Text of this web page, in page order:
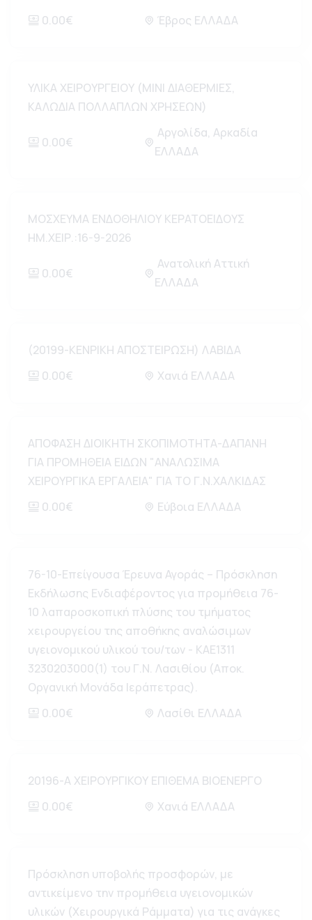
0.00€
Έβρος ΕΛΛΑΔΑ
ΥΛΙΚΑ ΧΕΙΡΟΥΡΓΕΙΟΥ (ΜΙΝΙ ΔΙΑΘΕΡΜΙΕΣ,
ΚΑΛΩΔΙΑ ΠΟΛΛΑΠΛΩΝ ΧΡΗΣΕΩΝ)
0.00€
Αργολίδα, Αρκαδία
ΕΛΛΑΔΑ
ΜΟΣΧΕΥΜΑ ΕΝΔΟΘΗΛΙΟΥ ΚΕΡΑΤΟΕΙΔΟΥΣ
ΗΜ.ΧΕΙΡ.:16-9-2026
0.00€
Ανατολική Αττική
ΕΛΛΑΔΑ
(20199-ΚΕΝΡΙΚΗ ΑΠΟΣΤΕΙΡΩΣΗ) ΛΑΒΙΔΑ
0.00€
Χανιά ΕΛΛΑΔΑ
ΑΠΟΦΑΣΗ ΔΙΟΙΚΗΤΗ ΣΚΟΠΙΜΟΤΗΤΑ-ΔΑΠΑΝΗ
ΓΙΑ ΠΡΟΜΗΘΕΙΑ ΕΙΔΩΝ "ΑΝΑΛΩΣΙΜΑ
ΧΕΙΡΟΥΡΓΙΚΑ ΕΡΓΑΛΕΙΑ" ΓΙΑ ΤΟ Γ.Ν.ΧΑΛΚΙΔΑΣ
0.00€
Εύβοια ΕΛΛΑΔΑ
76-10-Επείγουσα Έρευνα Αγοράς – Πρόσκληση
Εκδήλωσης Ενδιαφέροντος για προμήθεια 76-
10 λαπαροσκοπική πλύσης του τμήματος
χειρουργείου της αποθήκης αναλώσιμων
υγειονομικού υλικού του/των - ΚΑΕ1311
3230203000(1) του Γ.Ν. Λασιθίου (Αποκ.
Οργανική Μονάδα Ιεράπετρας).
0.00€
Λασίθι ΕΛΛΑΔΑ
20196-Α ΧΕΙΡΟΥΡΓΙΚΟΥ ΕΠΙΘΕΜΑ ΒΙΟΕΝΕΡΓΟ
0.00€
Χανιά ΕΛΛΑΔΑ
Πρόσκληση υποβολής προσφορών, με
αντικείμενο την προμήθεια υγειονομικών
υλικών (Χειρουργικά Ράμματα) για τις ανάγκες